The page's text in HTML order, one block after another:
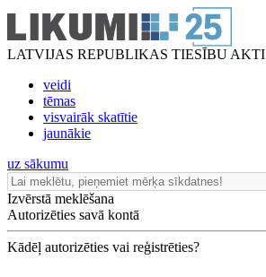
LATVIJAS REPUBLIKAS TIESĪBU AKTI
veidi
tēmas
visvairāk skatītie
jaunākie
uz sākumu
Izvērstā meklēšana
Autorizēties savā kontā
Kādēļ autorizēties vai reģistrēties?